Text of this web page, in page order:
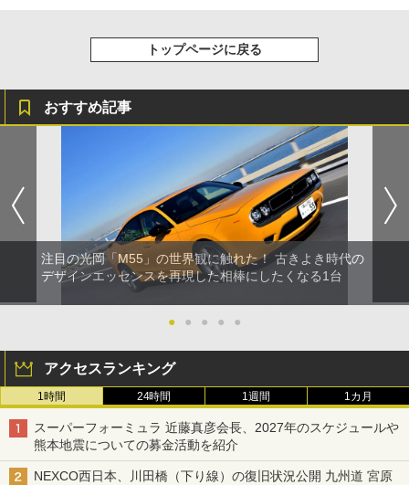
トップページに戻る
おすすめ記事
注目の光岡「M55」の世界観に触れた！ 古きよき時代の
デザインエッセンスを再現した相棒にしたくなる1台
● ● ● ● ●
アクセスランキング
1時間 24時間 1週間 1カ月
スーパーフォーミュラ 近藤真彦会長、2027年のスケジュールや
熊本地震についての募金活動を紹介
NEXCO西日本、川田橋（下り線）の復旧状況公開 九州道 宮原